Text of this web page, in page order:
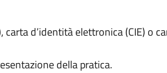
d’identità elettronica (CIE) o
della pratica.